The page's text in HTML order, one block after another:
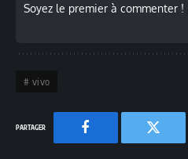
Soyez le premier à commenter !
vivo
Facebook Twitter